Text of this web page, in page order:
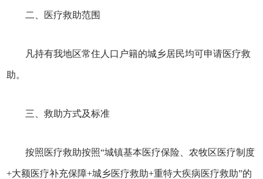
二、医疗救助范围
凡持有我地区常住人口户籍的城乡居民均可申请医疗救
助。
三、救助方式及标准
按照医疗救助按照“城镇基本医疗保险、农牧区医疗制度
+大额医疗补充保障+城乡医疗救助+重特大疾病医疗救助”的